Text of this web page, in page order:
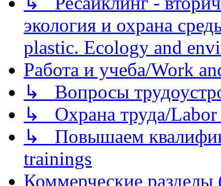
экология и охрана
plastic. Ecology and
Работа и учеба/Work
↳ Вопросы
↳ Охрана труда/Labor
↳ Повышаем
trainings
Коммерческие